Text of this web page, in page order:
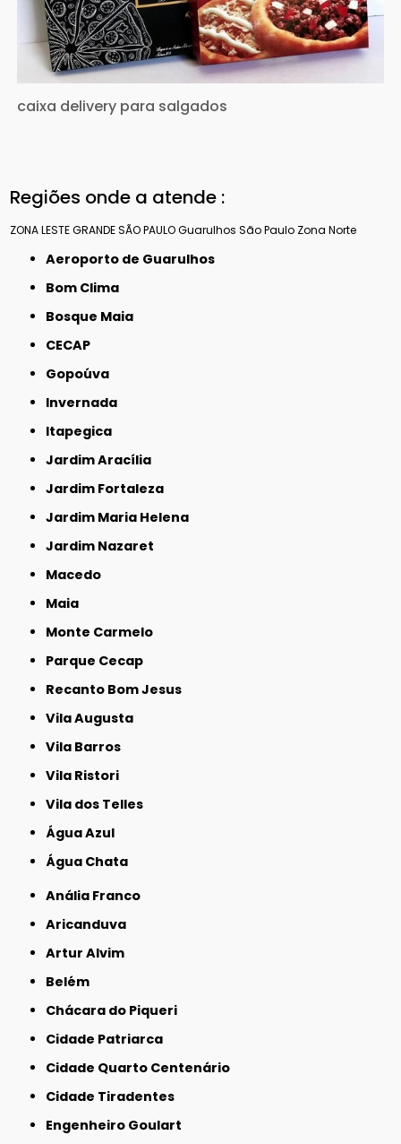
caixa delivery para salgados
Regiões onde a atende :
ZONA LESTEGRANDE SÃO PAULOGuarulhos São Paulo Zona Norte
Aeroporto de Guarulhos
Bom Clima
Bosque Maia
CECAP
Gopoúva
Invernada
Itapegica
Jardim Aracília
Jardim Fortaleza
Jardim Maria Helena
Jardim Nazaret
Macedo
Maia
Monte Carmelo
Parque Cecap
Recanto Bom Jesus
Vila Augusta
Vila Barros
Vila Ristori
Vila dos Telles
Água Azul
Água Chata
Anália Franco
Aricanduva
Artur Alvim
Belém
Chácara do Piqueri
Cidade Patriarca
Cidade Quarto Centenário
Cidade Tiradentes
Engenheiro Goulart